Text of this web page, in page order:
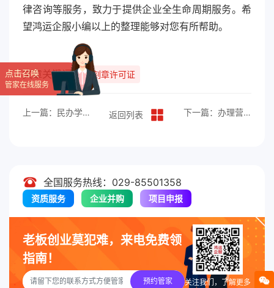
律咨询等服务，致力于提供企业全生命周期服务。希
望鸿运企服小编以上的整理能够对您有所帮助。
文章关键词： 刻章许可证
上一篇：民办学校办学许可证应该如何办理？ 返回列表 下一篇：办理营业性演出许可证应该怎么做？
全国服务热线：029-85501358
资质服务 企业并购 项目申报
老板创业莫犯难，来电免费领
指南！
预约管家
关注我们，了解更多
点击召唤
管家在线服务